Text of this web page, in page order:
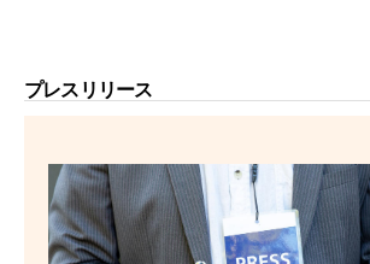
プレスリリース